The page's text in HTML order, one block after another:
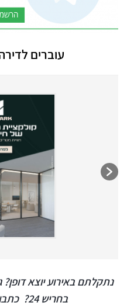
עוברים
נתקלתם באירוע יוצא
בחריש 24?